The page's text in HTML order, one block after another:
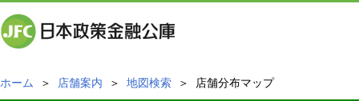
ホーム ＞ 店舗案内 ＞ 地図検索 ＞ 店舗分布マップ